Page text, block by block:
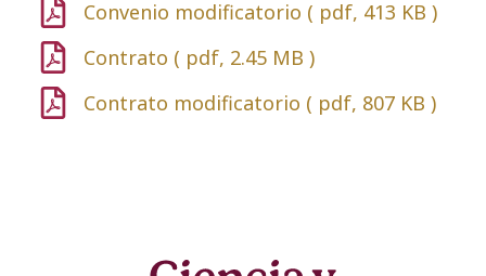
Convenio modificatorio ( pdf, 413 KB )
Contrato ( pdf, 2.45 MB )
Contrato modificatorio ( pdf, 807 KB )